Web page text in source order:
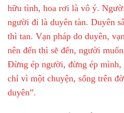
hữu tình, hoa rơi là vô ý.
người đi là duyên tàn. Duyên
thì tan. Vạn pháp do duyên,
nên đến thì sẽ đến, người
Đừng ép người, đừng ép mình,
chỉ vì một chuyện, sống trên
duyên”.